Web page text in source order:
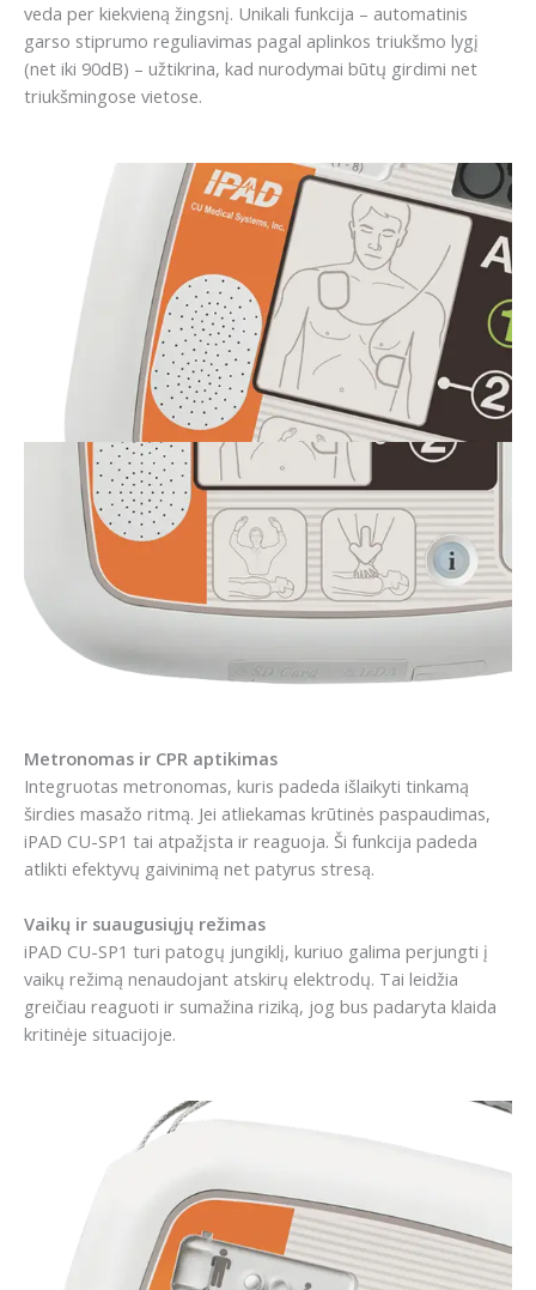
veda per kiekvieną žingsnį. Unikali funkcija – automatinis
garso stiprumo reguliavimas pagal aplinkos triukšmo lygį
(net iki 90dB) – užtikrina, kad nurodymai būtų girdimi net
triukšmingose vietose.
Metronomas ir CPR aptikimas
Integruotas metronomas, kuris padeda išlaikyti tinkamą
širdies masažo ritmą. Jei atliekamas krūtinės paspaudimas,
iPAD CU-SP1 tai atpažįsta ir reaguoja. Ši funkcija padeda
atlikti efektyvų gaivinimą net patyrus stresą.
Vaikų ir suaugusiųjų režimas
iPAD CU-SP1 turi patogų jungiklį, kuriuo galima perjungti į
vaikų režimą nenaudojant atskirų elektrodų. Tai leidžia
greičiau reaguoti ir sumažina riziką, jog bus padaryta klaida
kritinėje situacijoje.